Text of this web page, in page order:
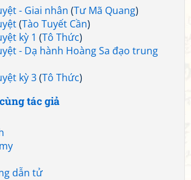
- Giai nhân (Tư Mã Quang)
(Tào Tuyết Cần)
kỳ 1 (Tô Thức)
- Dạ hành Hoàng Sa đạo trung
kỳ 3(Tô Thức)
tác giả
dẫn tử